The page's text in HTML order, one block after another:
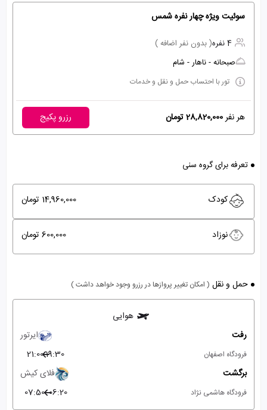
سوئیت ویژه چهار نفره شمس
4 نفره
( بدون نفر اضافه )
صبحانه - ناهار - شام
تور با احتساب حمل و نقل و خدمات
هر نفر28,820,000 تومان رزرو پکیج
تعرفه برای گروه سنی
کودک 14,960,000 تومان
نوزاد 600,000 تومان
حمل و نقل ( امکان تغییر پروازها در رزرو وجود خواهد داشت )
هوایی
رفت
ایرتور
فرودگاه اصفهان 19:30
21:00
برگشت
فلای کیش
فرودگاه هاشمی نژاد 06:20
07:50